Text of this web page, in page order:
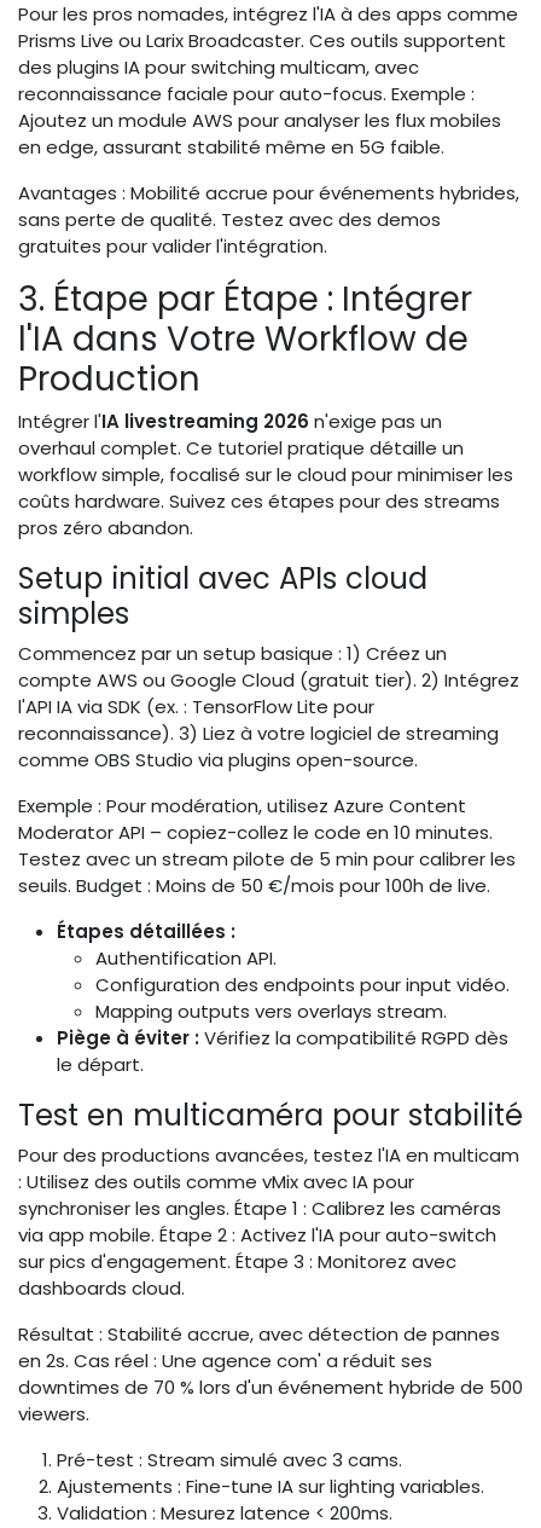
Pour les pros nomades, intégrez l'IA à des apps comme
Prisms Live ou Larix Broadcaster. Ces outils supportent
des plugins IA pour switching multicam, avec
reconnaissance faciale pour auto-focus. Exemple :
Ajoutez un module AWS pour analyser les flux mobiles
en edge, assurant stabilité même en 5G faible.
Avantages : Mobilité accrue pour événements hybrides,
sans perte de qualité. Testez avec des demos
gratuites pour valider l'intégration.
3. Étape par Étape : Intégrer
l'IA dans Votre Workflow de
Production
Intégrer l'IA livestreaming 2026 n'exige pas un
overhaul complet. Ce tutoriel pratique détaille un
workflow simple, focalisé sur le cloud pour minimiser les
coûts hardware. Suivez ces étapes pour des streams
pros zéro abandon.
Setup initial avec APIs cloud
simples
Commencez par un setup basique : 1) Créez un
compte AWS ou Google Cloud (gratuit tier). 2) Intégrez
l'API IA via SDK (ex. : TensorFlow Lite pour
reconnaissance). 3) Liez à votre logiciel de streaming
comme OBS Studio via plugins open-source.
Exemple : Pour modération, utilisez Azure Content
Moderator API – copiez-collez le code en 10 minutes.
Testez avec un stream pilote de 5 min pour calibrer les
seuils. Budget : Moins de 50 €/mois pour 100h de live.
Étapes détaillées :
Authentification API.
Configuration des endpoints pour input vidéo.
Mapping outputs vers overlays stream.
Piège à éviter :Vérifiez la compatibilité RGPD dès
le départ.
Test en multicaméra pour stabilité
Pour des productions avancées, testez l'IA en multicam
: Utilisez des outils comme vMix avec IA pour
synchroniser les angles. Étape 1 : Calibrez les caméras
via app mobile. Étape 2 : Activez l'IA pour auto-switch
sur pics d'engagement. Étape 3 : Monitorez avec
dashboards cloud.
Résultat : Stabilité accrue, avec détection de pannes
en 2s. Cas réel : Une agence com' a réduit ses
downtimes de 70 % lors d'un événement hybride de 500
viewers.
Pré-test : Stream simulé avec 3 cams.
Ajustements : Fine-tune IA sur lighting variables.
Validation : Mesurez latence < 200ms.